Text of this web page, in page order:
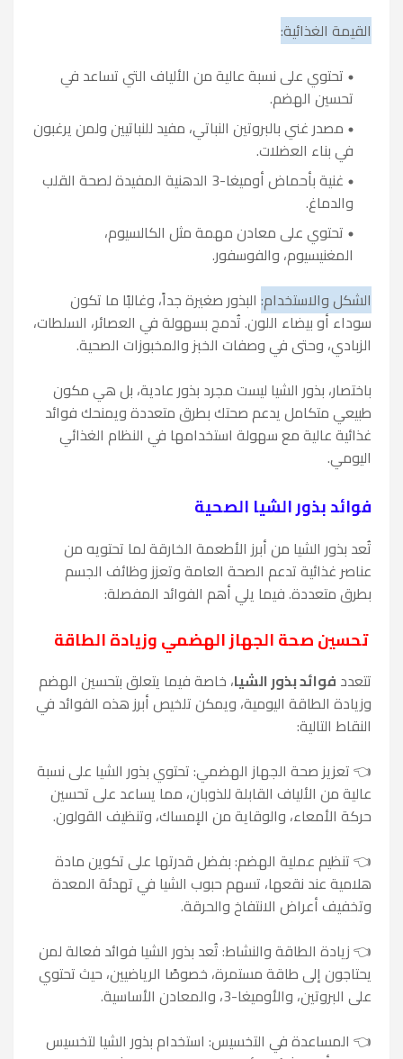
القيمة الغذائية:
تحتوي على نسبة عالية من الألياف التي تساعد في
تحسين الهضم.
مصدر غني بالبروتين النباتي، مفيد للنباتيين ولمن يرغبون
في بناء العضلات.
غنية بأحماض أوميغا-3 الدهنية المفيدة لصحة القلب
والدماغ.
تحتوي على معادن مهمة مثل الكالسيوم،
المغنيسيوم، والفوسفور.
الشكل والاستخدام: البذور صغيرة جداً، وغالبًا ما تكون
سوداء أو بيضاء اللون. تُدمج بسهولة في العصائر، السلطات،
الزبادي، وحتى في وصفات الخبز والمخبوزات الصحية.
باختصار، بذور الشيا ليست مجرد بذور عادية، بل هي مكون
طبيعي متكامل يدعم صحتك بطرق متعددة ويمنحك فوائد
غذائية عالية مع سهولة استخدامها في النظام الغذائي
اليومي.
فوائد بذور الشيا الصحية
تُعد بذور الشيا من أبرز الأطعمة الخارقة لما تحتويه من
عناصر غذائية تدعم الصحة العامة وتعزز وظائف الجسم
بطرق متعددة. فيما يلي أهم الفوائد المفصلة:
تحسين صحة الجهاز الهضمي وزيادة الطاقة
تتعدد فوائد بذور الشيا، خاصة فيما يتعلق بتحسين الهضم
وزيادة الطاقة اليومية، ويمكن تلخيص أبرز هذه الفوائد في
النقاط التالية:
👈 تعزيز صحة الجهاز الهضمي:تحتوي بذور الشيا على نسبة
عالية من الألياف القابلة للذوبان، مما يساعد على تحسين
حركة الأمعاء، والوقاية من الإمساك، وتنظيف القولون.
👈 تنظيم عملية الهضم:بفضل قدرتها على تكوين مادة
هلامية عند نقعها، تسهم حبوب الشيا في تهدئة المعدة
وتخفيف أعراض الانتفاخ والحرقة.
👈 زيادة الطاقة والنشاط: تُعد بذور الشيا فوائد فعالة لمن
يحتاجون إلى طاقة مستمرة، خصوصًا الرياضيين، حيث تحتوي
على البروتين، والأوميغا-3، والمعادن الأساسية.
👈 المساعدة في التخسيس: استخدام بذور الشيا لتخسيس